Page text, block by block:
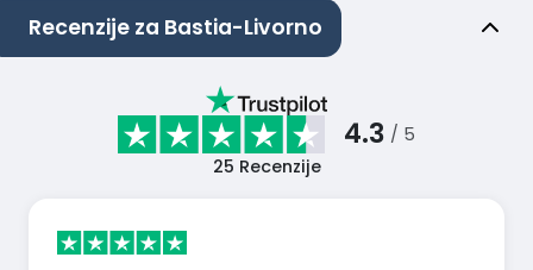
Recenzije za Bastia-Livorno
4.3 / 5
25 Recenzije